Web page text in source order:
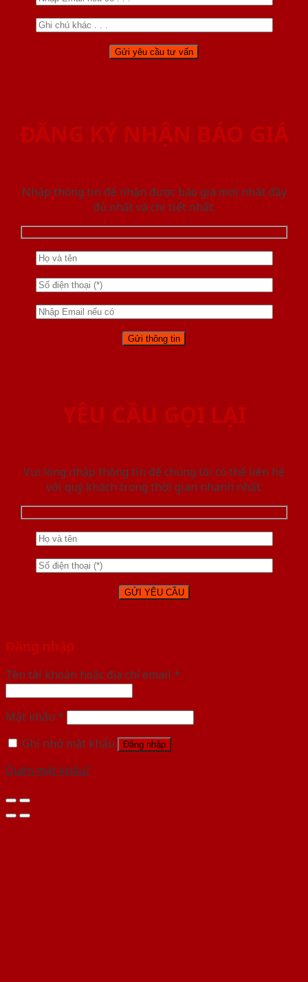
ĐĂNG KÝ NHẬN BÁO GIÁ
Nhập thông tin để nhận được báo giá mới nhât đầy
đủ nhất và chi tiết nhất.
YÊU CẦU GỌI LẠI
Vui lòng nhập thông tin để chúng tôi có thể liên hệ
với quý khách trong thời gian nhanh nhất.
Đăng nhập
Tên tài khoản hoặc địa chỉ email *
Mật khẩu *
Ghi nhớ mật khẩu
Đăng nhập
Quên mật khẩu?